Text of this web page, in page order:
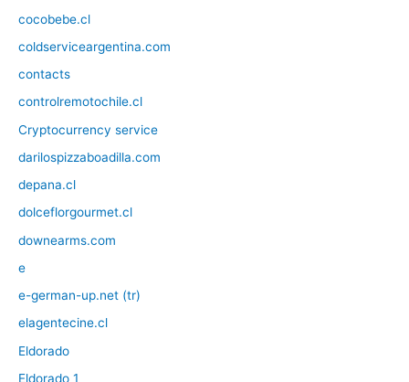
cocobebe.cl
coldserviceargentina.com
contacts
controlremotochile.cl
Cryptocurrency service
darilospizzaboadilla.com
depana.cl
dolceflorgourmet.cl
downearms.com
e
e-german-up.net (tr)
elagentecine.cl
Eldorado
Eldorado 1